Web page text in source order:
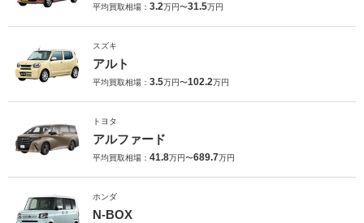
平均買取相場： 3.2万円〜31.5万円
スズキ
アルト
平均買取相場： 3.5万円〜102.2万円
トヨタ
アルファード
平均買取相場： 41.8万円〜689.7万円
ホンダ
N-BOX